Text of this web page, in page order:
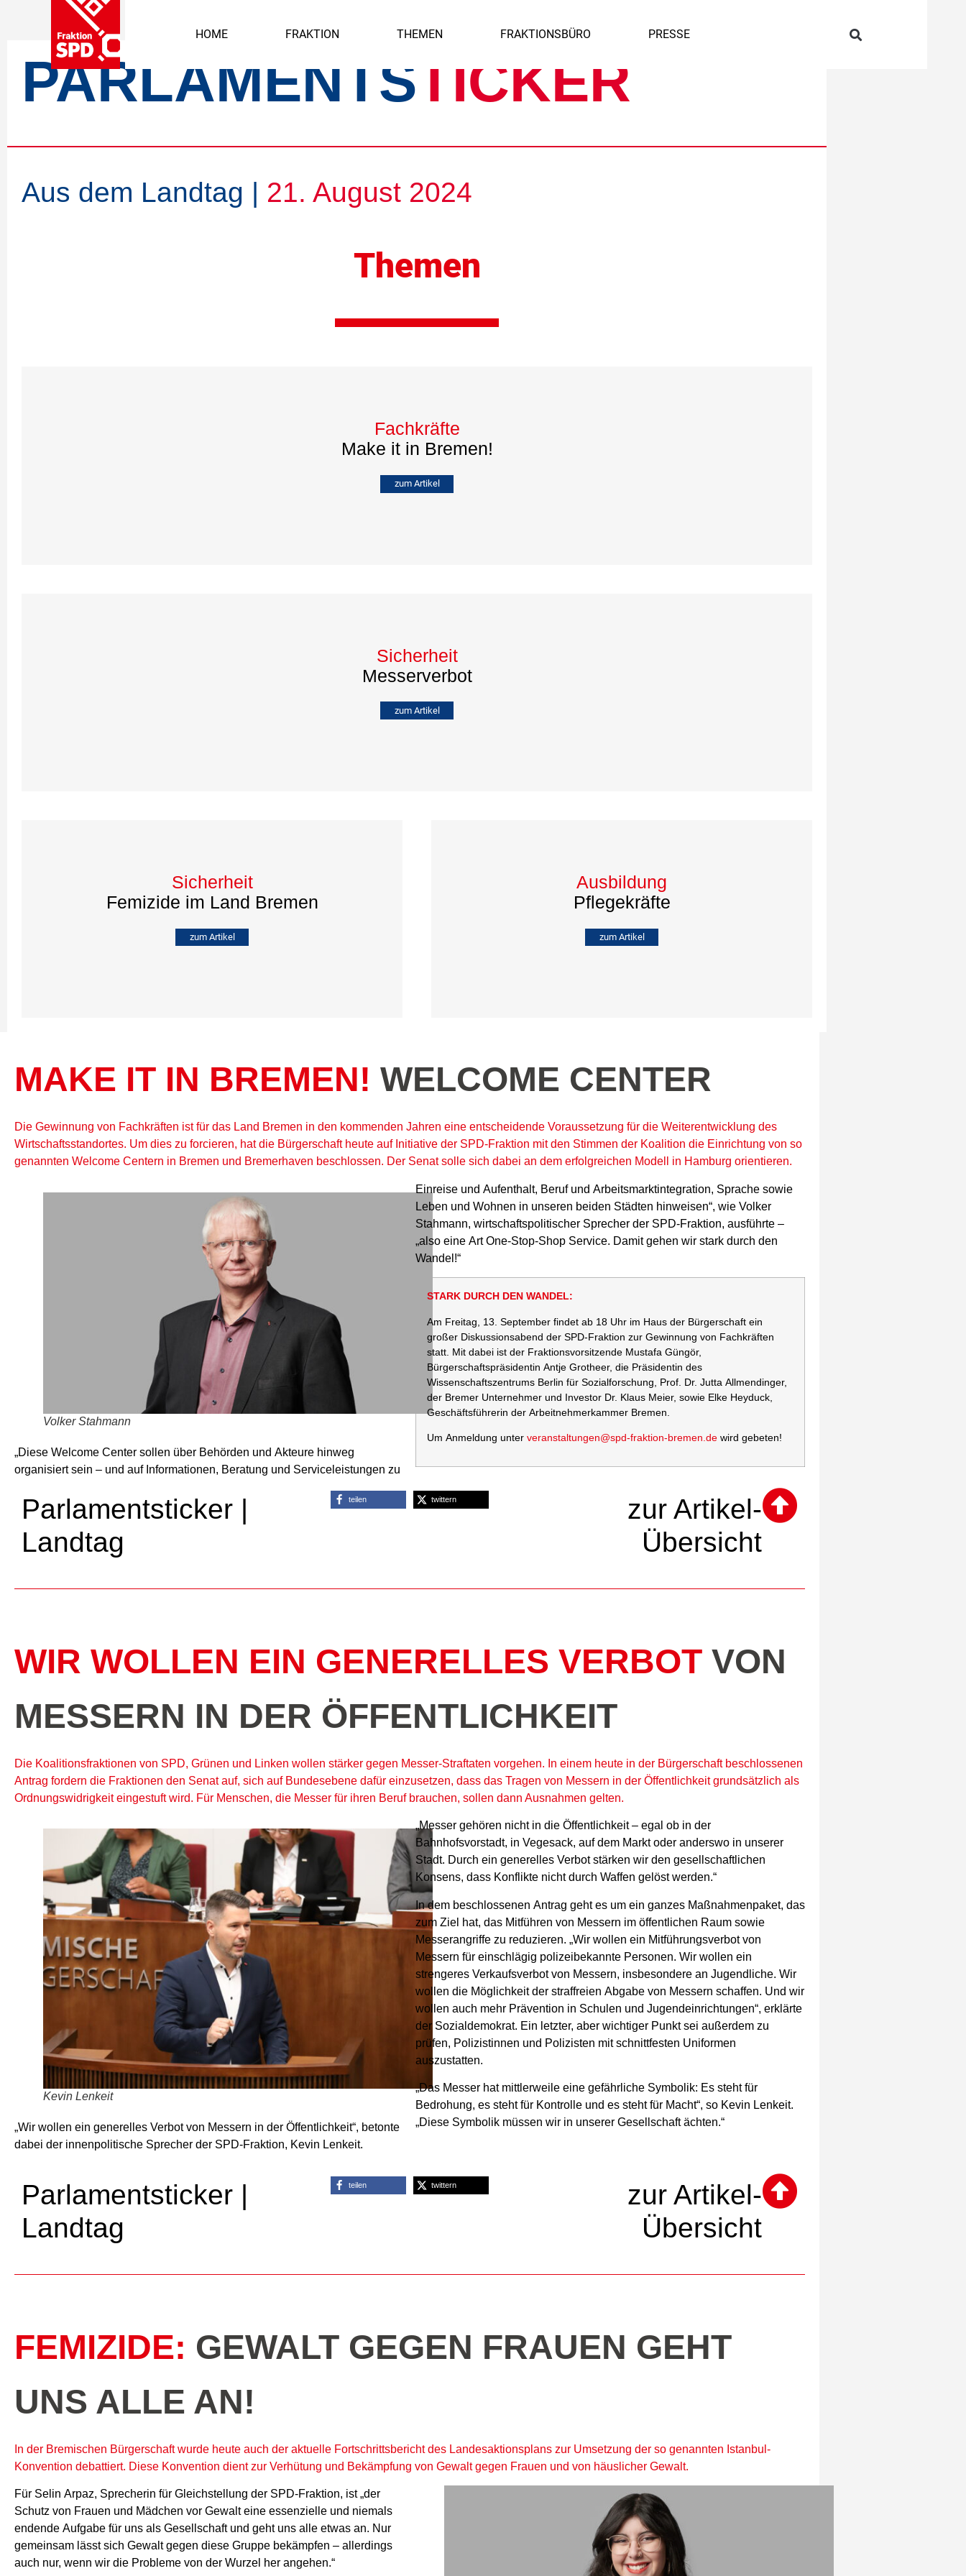
HOME FRAKTION THEMEN FRAKTIONSBÜRO PRESSE
PARLAMENTS TICKER
Aus dem Landtag | 21. August 2024
Themen
Fachkräfte
Make it in Bremen!
zum Artikel
Sicherheit
Messerverbot
zum Artikel
Sicherheit
Femizide im Land Bremen
zum Artikel
Ausbildung
Pflegekräfte
zum Artikel
MAKE IT IN BREMEN! WELCOME CENTER
Die Gewinnung von Fachkräften ist für das Land Bremen in den kommenden Jahren eine entscheidende Voraussetzung für die Weiterentwicklung des
Wirtschaftsstandortes. Um dies zu forcieren, hat die Bürgerschaft heute auf Initiative der SPD-Fraktion mit den Stimmen der Koalition die Einrichtung von so
genannten Welcome Centern in Bremen und Bremerhaven beschlossen. Der Senat solle sich dabei an dem erfolgreichen Modell in Hamburg orientieren.
Volker Stahmann
„Diese Welcome Center sollen über Behörden und Akteure hinweg
organisiert sein – und auf Informationen, Beratung und Serviceleistungen zu
Einreise und Aufenthalt, Beruf und Arbeitsmarktintegration, Sprache sowie
Leben und Wohnen in unseren beiden Städten hinweisen“, wie Volker
Stahmann, wirtschaftspolitischer Sprecher der SPD-Fraktion, ausführte –
„also eine Art One-Stop-Shop Service. Damit gehen wir stark durch den
Wandel!“
STARK DURCH DEN WANDEL:
Am Freitag, 13. September findet ab 18 Uhr im Haus der Bürgerschaft ein
großer Diskussionsabend der SPD-Fraktion zur Gewinnung von Fachkräften
statt. Mit dabei ist der Fraktionsvorsitzende Mustafa Güngör,
Bürgerschaftspräsidentin Antje Grotheer, die Präsidentin des
Wissenschaftszentrums Berlin für Sozialforschung, Prof. Dr. Jutta Allmendinger,
der Bremer Unternehmer und Investor Dr. Klaus Meier, sowie Elke Heyduck,
Geschäftsführerin der Arbeitnehmerkammer Bremen.
Um Anmeldung unter veranstaltungen@spd-fraktion-bremen.de wird gebeten!
Parlamentsticker |
Landtag
teilen twittern
zur Artikel-
Übersicht
WIR WOLLEN EIN GENERELLES VERBOT VON
MESSERN IN DER ÖFFENTLICHKEIT
Die Koalitionsfraktionen von SPD, Grünen und Linken wollen stärker gegen Messer-Straftaten vorgehen. In einem heute in der Bürgerschaft beschlossenen
Antrag fordern die Fraktionen den Senat auf, sich auf Bundesebene dafür einzusetzen, dass das Tragen von Messern in der Öffentlichkeit grundsätzlich als
Ordnungswidrigkeit eingestuft wird. Für Menschen, die Messer für ihren Beruf brauchen, sollen dann Ausnahmen gelten.
Kevin Lenkeit
„Wir wollen ein generelles Verbot von Messern in der Öffentlichkeit“, betonte
dabei der innenpolitische Sprecher der SPD-Fraktion, Kevin Lenkeit.
„Messer gehören nicht in die Öffentlichkeit – egal ob in der
Bahnhofsvorstadt, in Vegesack, auf dem Markt oder anderswo in unserer
Stadt. Durch ein generelles Verbot stärken wir den gesellschaftlichen
Konsens, dass Konflikte nicht durch Waffen gelöst werden.“
In dem beschlossenen Antrag geht es um ein ganzes Maßnahmenpaket, das
zum Ziel hat, das Mitführen von Messern im öffentlichen Raum sowie
Messerangriffe zu reduzieren. „Wir wollen ein Mitführungsverbot von
Messern für einschlägig polizeibekannte Personen. Wir wollen ein
strengeres Verkaufsverbot von Messern, insbesondere an Jugendliche. Wir
wollen die Möglichkeit der straffreien Abgabe von Messern schaffen. Und wir
wollen auch mehr Prävention in Schulen und Jugendeinrichtungen“, erklärte
der Sozialdemokrat. Ein letzter, aber wichtiger Punkt sei außerdem zu
prüfen, Polizistinnen und Polizisten mit schnittfesten Uniformen
auszustatten.
„Das Messer hat mittlerweile eine gefährliche Symbolik: Es steht für
Bedrohung, es steht für Kontrolle und es steht für Macht“, so Kevin Lenkeit.
„Diese Symbolik müssen wir in unserer Gesellschaft ächten.“
Parlamentsticker |
Landtag
teilen twittern
zur Artikel-
Übersicht
FEMIZIDE: GEWALT GEGEN FRAUEN GEHT
UNS ALLE AN!
In der Bremischen Bürgerschaft wurde heute auch der aktuelle Fortschrittsbericht des Landesaktionsplans zur Umsetzung der so genannten Istanbul-
Konvention debattiert. Diese Konvention dient zur Verhütung und Bekämpfung von Gewalt gegen Frauen und von häuslicher Gewalt.
Für Selin Arpaz, Sprecherin für Gleichstellung der SPD-Fraktion, ist „der
Schutz von Frauen und Mädchen vor Gewalt eine essenzielle und niemals
endende Aufgabe für uns als Gesellschaft und geht uns alle etwas an. Nur
gemeinsam lässt sich Gewalt gegen diese Gruppe bekämpfen – allerdings
auch nur, wenn wir die Probleme von der Wurzel her angehen.“